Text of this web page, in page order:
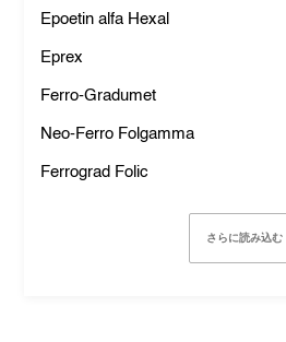
Epoetin alfa Hexal
Eprex
Ferro-Gradumet
Neo-Ferro Folgamma
Ferrograd Folic
さらに読み込む